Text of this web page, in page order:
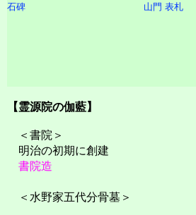
石碑 山門 表札
【霊源院の伽藍】
＜書院＞
明治の初期に創建
書院造
＜水野家五代分骨墓＞